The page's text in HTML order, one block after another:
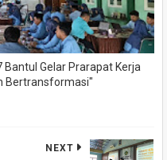
Gelar Prarapat Kerja
Bertransformasi"
NEXT